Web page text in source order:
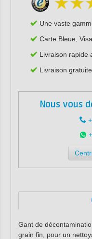
Une vaste
Carte Bleue,
Livraison rapide
Livraison
Nous vous
Gant de
grain fin, pour un